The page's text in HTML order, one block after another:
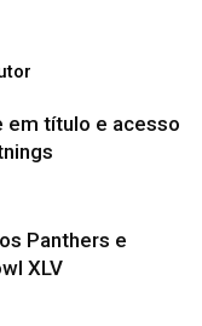
em título e acesso
Panthers e
XLV